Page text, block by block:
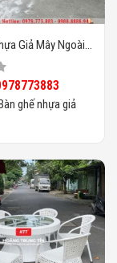
Giả Mây Ngoài
ghế nhựa giả